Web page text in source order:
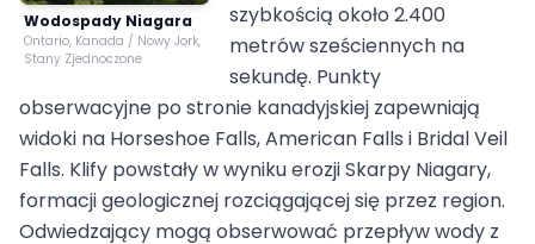
Wodospady Niagara
Ontario, Kanada / Nowy Jork,
Stany Zjednoczone
szybkością około 2.400
metrów sześciennych na
sekundę. Punkty
obserwacyjne po stronie kanadyjskiej zapewniają
widoki na Horseshoe Falls, American Falls i Bridal Veil
Falls. Klify powstały w wyniku erozji Skarpy Niagary,
formacji geologicznej rozciągającej się przez region.
Odwiedzający mogą obserwować przepływ wody z